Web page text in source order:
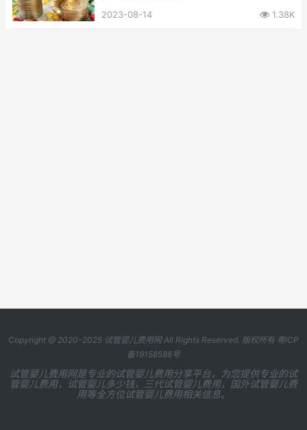
2023-08-14 1.38K
Copyright @ 2020-2025 试管婴儿费用网All Rights Reserved. 版权所有 粤ICP
备19158588号
试管婴儿费用网是专业的试管婴儿费用分享平台，为您提供专业的试
管婴儿费用，试管婴儿多少钱，三代试管婴儿费用，国外试管婴儿费
用等全方位试管婴儿费用相关信息。